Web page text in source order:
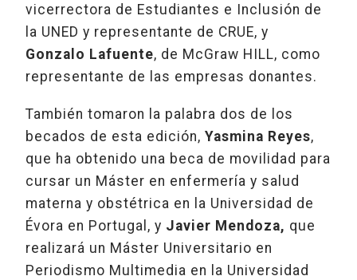
vicerrectora de Estudiantes e Inclusión de
la UNED y representante de CRUE, y
Gonzalo Lafuente, de McGraw HILL, como
representante de las empresas donantes.
También tomaron la palabra dos de los
becados de esta edición, Yasmina Reyes,
que ha obtenido una beca de movilidad para
cursar un Máster en enfermería y salud
materna y obstétrica en la Universidad de
Évora en Portugal, y Javier Mendoza, que
realizará un Máster Universitario en
Periodismo Multimedia en la Universidad